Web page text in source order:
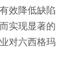
效降低缺陷
实现显著的
对六西格玛